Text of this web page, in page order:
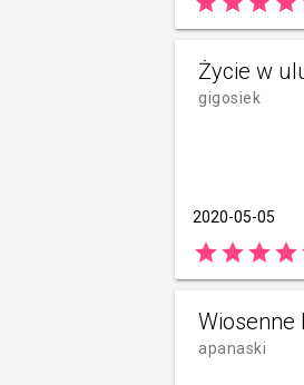
Życie w
gigosiek
2020-05-05
starstarstarstar
Wiosenne
apanaski